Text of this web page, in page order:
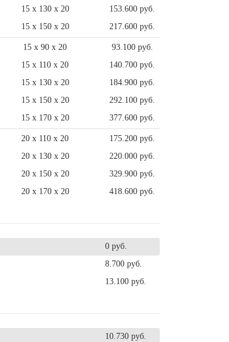
15 x 130 x 20
153.600 руб.
15 x 150 x 20 217.600 руб.
15 x 90 x 20
93.100 руб.
15 x 110 x 20
140.700 руб.
15 x 130 x 20
184.900 руб.
15 x 150 x 20
292.100 руб.
15 x 170 x 20 377.600 руб.
20 x 110 x 20
175.200 руб.
20 x 130 x 20
220.000 руб.
20 x 150 x 20
329.900 руб.
20 x 170 x 20 418.600 руб.
0 руб.
8.700 руб.
13.100 руб.
10.730 руб.